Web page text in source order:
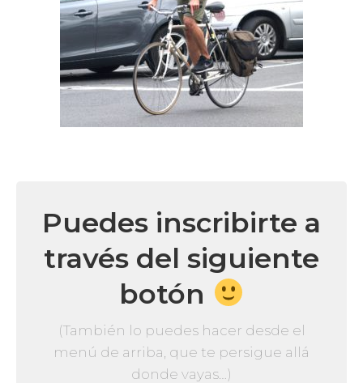
Puedes inscribirte a
través del siguiente
botón
(También lo puedes hacer desde el
menú de arriba, que te persigue allá
donde vayas…)